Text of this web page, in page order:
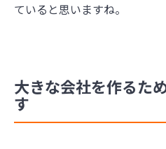
ていると思いますね。
大きな会社を作るた
す